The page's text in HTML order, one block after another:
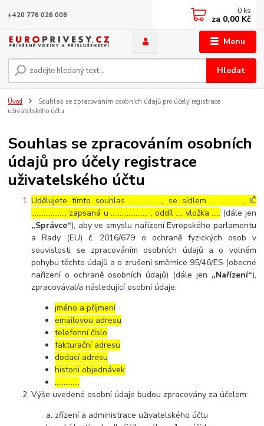
Menu
Hledat
+420 776 026 008 0 ks
za 0,00 Kč
Úvod
Souhlas se zpracováním osobních údajů pro účely registrace
uživatelského účtu
Souhlas se zpracováním osobních
údajů pro účely registrace
uživatelského účtu
Udělujete tímto souhlas ……………..., se sídlem ………………, IČ
………………., zapsaná u ………………… , oddíl …, vložka ….. (dále jen
„Správce“), aby ve smyslu nařízení Evropského parlamentu
a Rady (EU) č. 2016/679 o ochraně fyzických osob v
souvislosti se zpracováním osobních údajů a o volném
pohybu těchto údajů a o zrušení směrnice 95/46/ES (obecné
nařízení o ochraně osobních údajů) (dále jen „Nařízení“),
zpracovával/a následující osobní údaje:
jméno a příjmení
emailovou adresu
telefonní číslo
fakturační adresu
dodací adresu
historii objednávek
…………..
Výše uvedené osobní údaje budou zpracovány za účelem:
zřízení a administrace uživatelského účtu